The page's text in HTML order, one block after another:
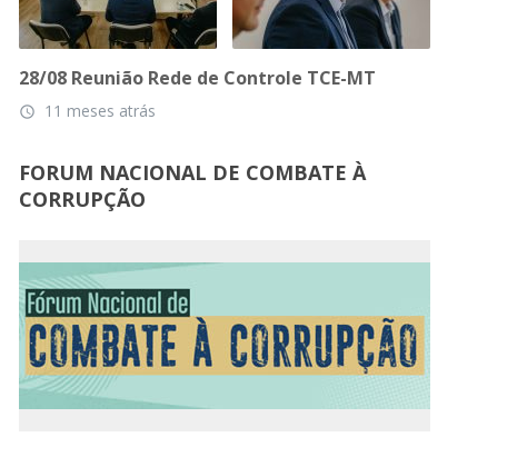
28/08 Reunião Rede de Controle TCE-MT
access_time 11 meses atrás
FORUM NACIONAL DE COMBATE À
CORRUPÇÃO